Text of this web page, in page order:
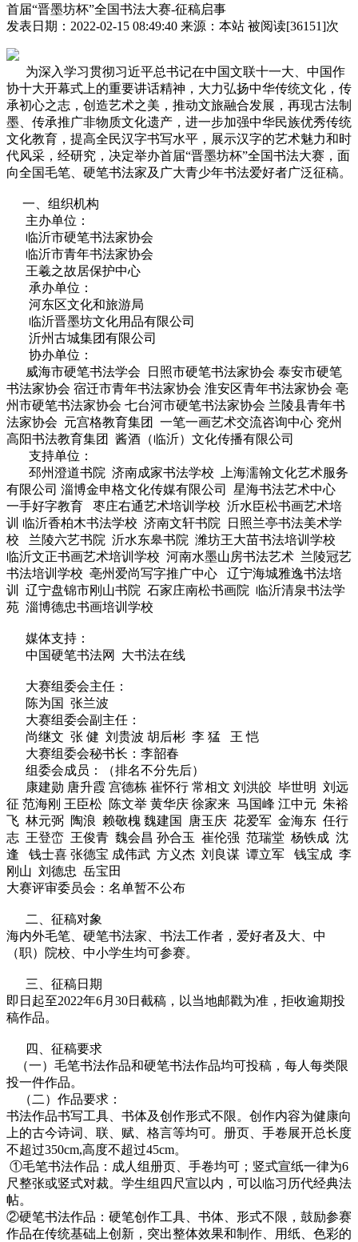
首届“晋墨坊杯”全国书法大赛-征稿启事
发表日期：2022-02-15 08:49:40 来源：本站 被阅读[36151]次
为深入学习贯彻习近平总书记在中国文联十一大、中国作
协十大开幕式上的重要讲话精神，大力弘扬中华传统文化，传
承初心之志，创造艺术之美，推动文旅融合发展，再现古法制
墨、传承推广非物质文化遗产，进一步加强中华民族优秀传统
文化教育，提高全民汉字书写水平，展示汉字的艺术魅力和时
代风采，经研究，决定举办首届“晋墨坊杯”全国书法大赛，面
向全国毛笔、硬笔书法家及广大青少年书法爱好者广泛征稿。
一、组织机构
主办单位：
临沂市硬笔书法家协会
临沂市青年书法家协会
王羲之故居保护中心
承办单位：
河东区文化和旅游局
临沂晋墨坊文化用品有限公司
沂州古城集团有限公司
协办单位：
威海市硬笔书法学会 日照市硬笔书法家协会 泰安市硬笔
书法家协会 宿迁市青年书法家协会 淮安区青年书法家协会 亳
州市硬笔书法家协会 七台河市硬笔书法家协会 兰陵县青年书
法家协会 元宫格教育集团 一笔一画艺术交流咨询中心 兖州
高阳书法教育集团 酱酒（临沂）文化传播有限公司
支持单位：
邳州澄道书院 济南成家书法学校 上海濡翰文化艺术服务
有限公司 淄博金申格文化传媒有限公司 星海书法艺术中心
一手好字教育 枣庄右通艺术培训学校 沂水臣松书画艺术培
训 临沂香柏木书法学校 济南文轩书院 日照兰亭书法美术学
校 兰陵六艺书院 沂水东皋书院 潍坊王大苗书法培训学校
临沂文正书画艺术培训学校 河南水墨山房书法艺术 兰陵冠艺
书法培训学校 亳州爱尚写字推广中心 辽宁海城雅逸书法培
训 辽宁盘锦市刚山书院 石家庄南松书画院 临沂清泉书法学
苑 淄博德忠书画培训学校
媒体支持：
中国硬笔书法网 大书法在线
大赛组委会主任：
陈为国 张兰波
大赛组委会副主任：
尚继文 张 健 刘贵波 胡后彬 李 猛 王 恺
大赛组委会秘书长：李韶春
组委会成员：（排名不分先后）
康建勋 唐升霞 宫德栋 崔怀行 常相文 刘洪皎 毕世明 刘远
征 范海刚 王臣松 陈文举 黄华庆 徐家来 马国峰 江中元 朱裕
飞 林元弼 陶浪 赖敬槐 魏建国 唐玉庆 花爱军 金海东 任行
志 王登峦 王俊青 魏会昌 孙合玉 崔伦强 范瑞堂 杨铁成 沈
逢 钱士喜 张德宝 成伟武 方义杰 刘良谋 谭立军 钱宝成 李
刚山 刘德忠 岳宝田
大赛评审委员会：名单暂不公布
二、征稿对象
海内外毛笔、硬笔书法家、书法工作者，爱好者及大、中
（职）院校、中小学生均可参赛。
三、征稿日期
即日起至2022年6月30日截稿，以当地邮戳为准，拒收逾期投
稿作品。
四、征稿要求
（一）毛笔书法作品和硬笔书法作品均可投稿，每人每类限
投一件作品。
（二）作品要求：
书法作品书写工具、书体及创作形式不限。创作内容为健康向
上的古今诗词、联、赋、格言等均可。册页、手卷展开总长度
不超过350cm,高度不超过45cm。
①毛笔书法作品：成人组册页、手卷均可；竖式宣纸一律为6
尺整张或竖式对裁。学生组四尺宣以内，可以临习历代经典法
帖。
②硬笔书法作品：硬笔创作工具、书体、形式不限，鼓励参赛
作品在传统基础上创新，突出整体效果和制作、用纸、色彩的